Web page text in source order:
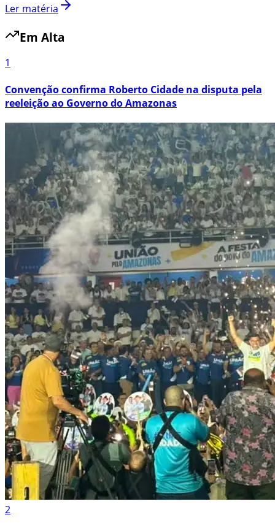
Ler matéria
Em Alta
1
Convenção confirma Roberto Cidade na disputa pela
reeleição ao Governo do Amazonas
2